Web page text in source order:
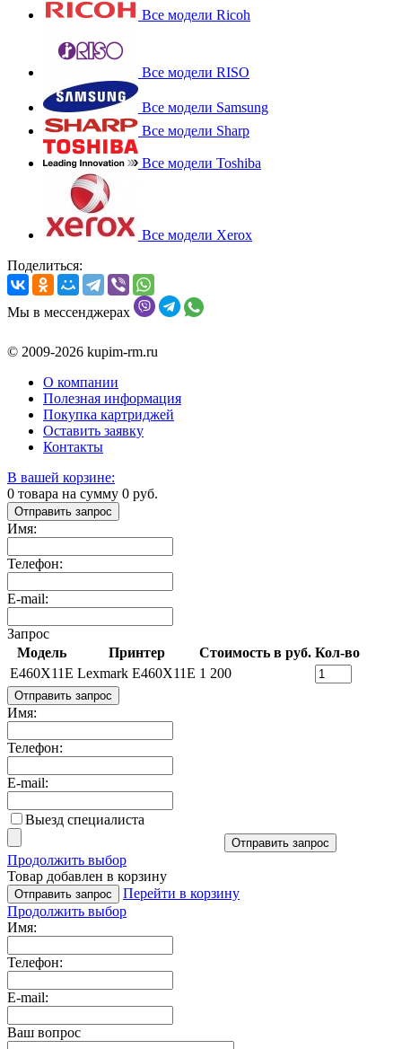
Все модели Ricoh
Все модели RISO
Все модели Samsung
Все модели Sharp
Все модели Toshiba
Все модели Xerox
Поделиться:
Мы в мессенджерах
© 2009-2026 kupim-rm.ru
О компании
Полезная информация
Покупка картриджей
Оставить заявку
Контакты
В вашей корзине:
0 товара на сумму 0 руб.
Отправить запрос
Имя:
Телефон:
E-mail:
Запрос
Модель
Принтер Стоимость в руб. Кол-во
E460X11E Lexmark E460X11E 1 200
Отправить запрос
Имя:
Телефон:
E-mail:
Выезд специалиста
Отправить запрос
Продолжить выбор
Товар добавлен в корзину
Отправить запрос
Перейти в корзину
Продолжить выбор
Имя:
Телефон:
E-mail:
Ваш вопрос